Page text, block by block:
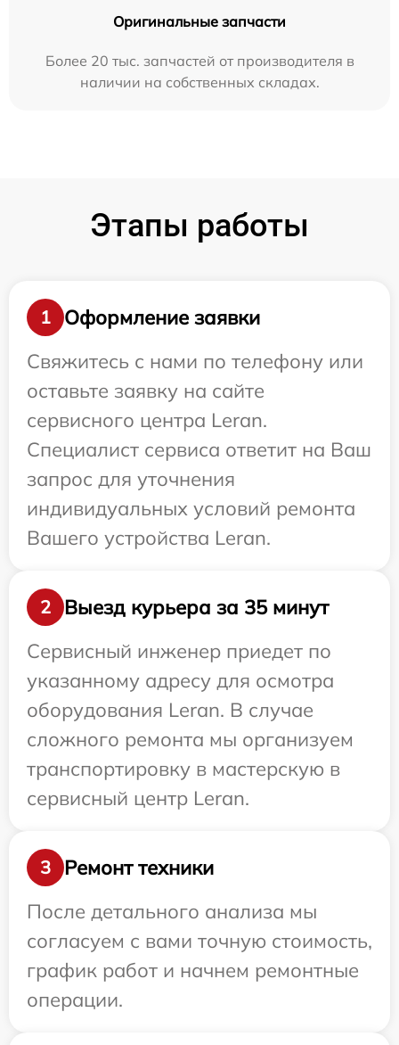
Оригинальные запчасти
Более 20 тыс. запчастей от производителя в
наличии на собственных складах.
Этапы работы
1
Оформление заявки
Свяжитесь с нами по телефону или
оставьте заявку на сайте
сервисного центра Leran.
Специалист сервиса ответит на Ваш
запрос для уточнения
индивидуальных условий ремонта
Вашего устройства Leran.
2
Выезд курьера за 35 минут
Сервисный инженер приедет по
указанному адресу для осмотра
оборудования Leran. В случае
сложного ремонта мы организуем
транспортировку в мастерскую в
сервисный центр Leran.
3
Ремонт техники
После детального анализа мы
согласуем с вами точную стоимость,
график работ и начнем ремонтные
операции.